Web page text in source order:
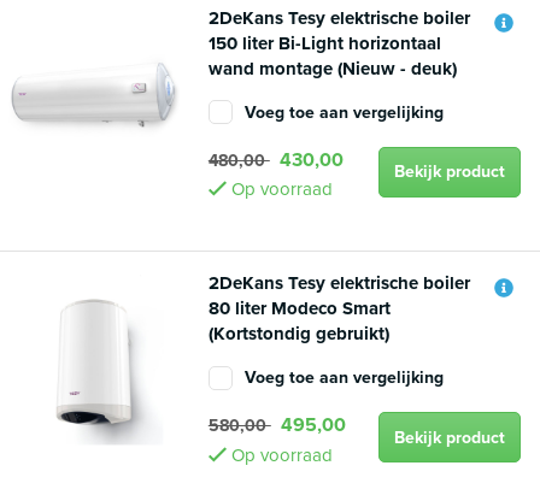
2DeKans Tesy elektrische boiler
150 liter Bi-Light horizontaal
wand montage (Nieuw - deuk)
Voeg toe aan vergelijking
480,00 430,00
Op voorraad
Bekijk product
2DeKans Tesy elektrische boiler
80 liter Modeco Smart
(Kortstondig gebruikt)
Voeg toe aan vergelijking
580,00 495,00
Op voorraad
Bekijk product